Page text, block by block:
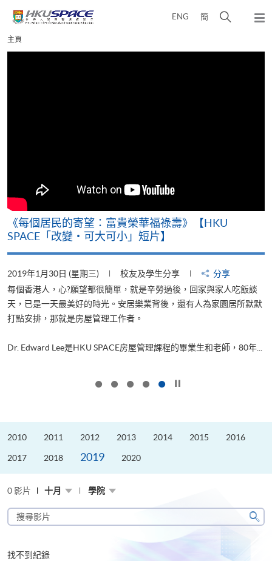
content
ENG 簡
彈
Main
content
主頁
《每個居民的寄望：富貴榮華福祿壽》【HKU
SPACE「改變‧可大可小」短片】
2019年1月30日 (星期三) 校友及學生分享
分享
每個香港人，心?願望都很簡單，就是辛勞過後，回家與家人吃飯談
天，已是一天最美好的時光。安居樂業背後，還有人為家園居所默默
打點安排，那就是房屋管理工作者。
Dr. Edward Lee是HKU SPACE房屋管理課程的畢業生和老師，80年...
2010 2011 2012 2013 2014 2015 2016
2017 2018 2019 2020
0 影片 十月 學院
搜
尋
片
搜
找不到紀錄